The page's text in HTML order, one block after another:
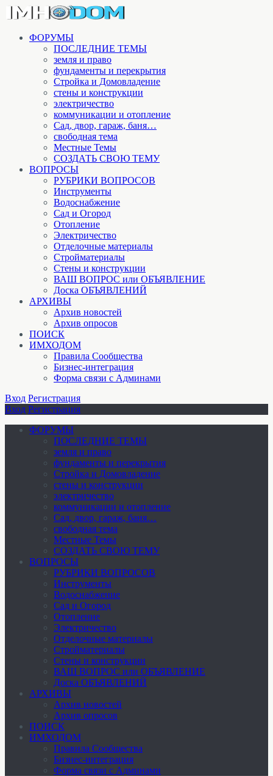
ФОРУМЫ
ПОСЛЕДНИЕ ТЕМЫ
земля и право
фундаменты и перекрытия
Стройка и Домовладение
стены и конструкции
электричество
коммуникации и отопление
Cад, двор, гараж, баня…
свободная тема
Местные Темы
СОЗДАТЬ СВОЮ ТЕМУ
ВОПРОСЫ
РУБРИКИ ВОПРОСОВ
Инструменты
Водоснабжение
Сад и Огород
Отопление
Электричество
Отделочные материалы
Стройматериалы
Стены и конструкции
ВАШ ВОПРОС или ОБЪЯВЛЕНИЕ
Доска ОБЪЯВЛЕНИЙ
АРХИВЫ
Архив новостей
Архив опросов
ПОИСК
ИМХОДОМ
Правила Сообщества
Бизнес-интеграция
Форма связи с Админами
Вход Регистрация
Вход Регистрация
ФОРУМЫ
ПОСЛЕДНИЕ ТЕМЫ
земля и право
фундаменты и перекрытия
Стройка и Домовладение
стены и конструкции
электричество
коммуникации и отопление
Cад, двор, гараж, баня…
свободная тема
Местные Темы
СОЗДАТЬ СВОЮ ТЕМУ
ВОПРОСЫ
РУБРИКИ ВОПРОСОВ
Инструменты
Водоснабжение
Сад и Огород
Отопление
Электричество
Отделочные материалы
Стройматериалы
Стены и конструкции
ВАШ ВОПРОС или ОБЪЯВЛЕНИЕ
Доска ОБЪЯВЛЕНИЙ
АРХИВЫ
Архив новостей
Архив опросов
ПОИСК
ИМХОДОМ
Правила Сообщества
Бизнес-интеграция
Форма связи с Админами